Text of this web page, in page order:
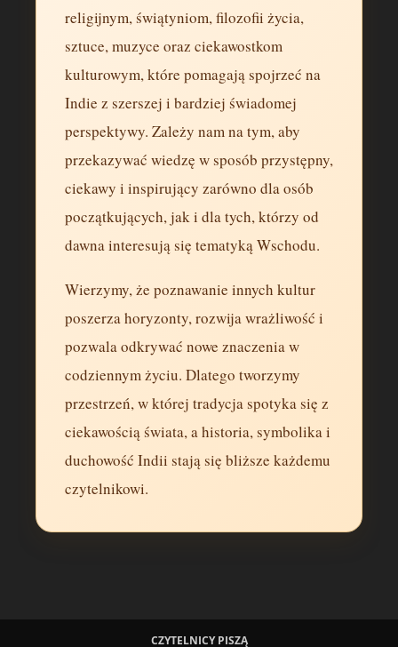
religijnym, świątyniom, filozofii życia,
sztuce, muzyce oraz ciekawostkom
kulturowym, które pomagają spojrzeć na
Indie z szerszej i bardziej świadomej
perspektywy. Zależy nam na tym, aby
przekazywać wiedzę w sposób przystępny,
ciekawy i inspirujący zarówno dla osób
początkujących, jak i dla tych, którzy od
dawna interesują się tematyką Wschodu.
Wierzymy, że poznawanie innych kultur
poszerza horyzonty, rozwija wrażliwość i
pozwala odkrywać nowe znaczenia w
codziennym życiu. Dlatego tworzymy
przestrzeń, w której tradycja spotyka się z
ciekawością świata, a historia, symbolika i
duchowość Indii stają się bliższe każdemu
czytelnikowi.
CZYTELNICY PISZĄ